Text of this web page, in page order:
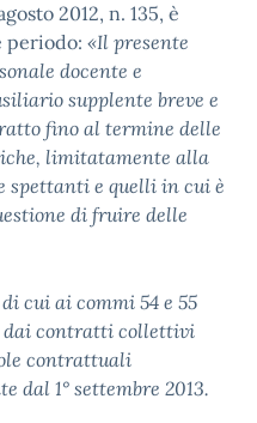
2012, n. 135, è
periodo: «Il presente
docente e
supplente breve e
fino al termine delle
limitatamente alla
e quelli in cui è
di fruire delle
cui ai commi 54 e 55
dai contratti collettivi
contrattuali
dal 1° settembre 2013.